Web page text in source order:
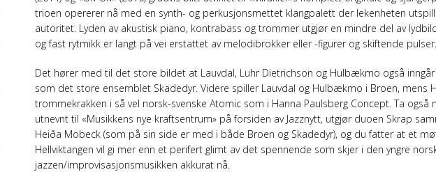
trioen opererer nå med en synth- og perkusjonsmettet klangpalett der lekenheten
autoritet. Lyden av akustisk piano, kontrabass og trommer utgjør en mindre del av
og fast rytmikk er langt på vei erstattet av melodibrokker eller -figurer og skiftende pulser.
Det hører med til det store bildet at Lauvdal, Luhr Dietrichson og Hulbækmo også
som det store ensemblet Skadedyr. Videre spiller Lauvdal og Hulbækmo i Broen, mens
trommekrakken i så vel norsk-svenske Atomic som i Hanna Paulsberg Concept. Ta også
utnevnt til «Musikkens nye kraftsentrum» på forsiden av Jazznytt, utgjør duoen Skrap
Heiða Mobeck (som på sin side er med i både Broen og Skadedyr), og du fatter at et
Hellviktangen vil gi mer enn et perifert glimt av det spennende som skjer i den yngre
jazzen/improvisasjonsmusikken akkurat nå.